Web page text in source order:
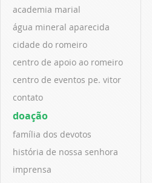
academia marial
água mineral aparecida
cidade do romeiro
centro de apoio ao romeiro
centro de eventos pe. vitor
contato
doação
família dos devotos
história de nossa senhora
imprensa